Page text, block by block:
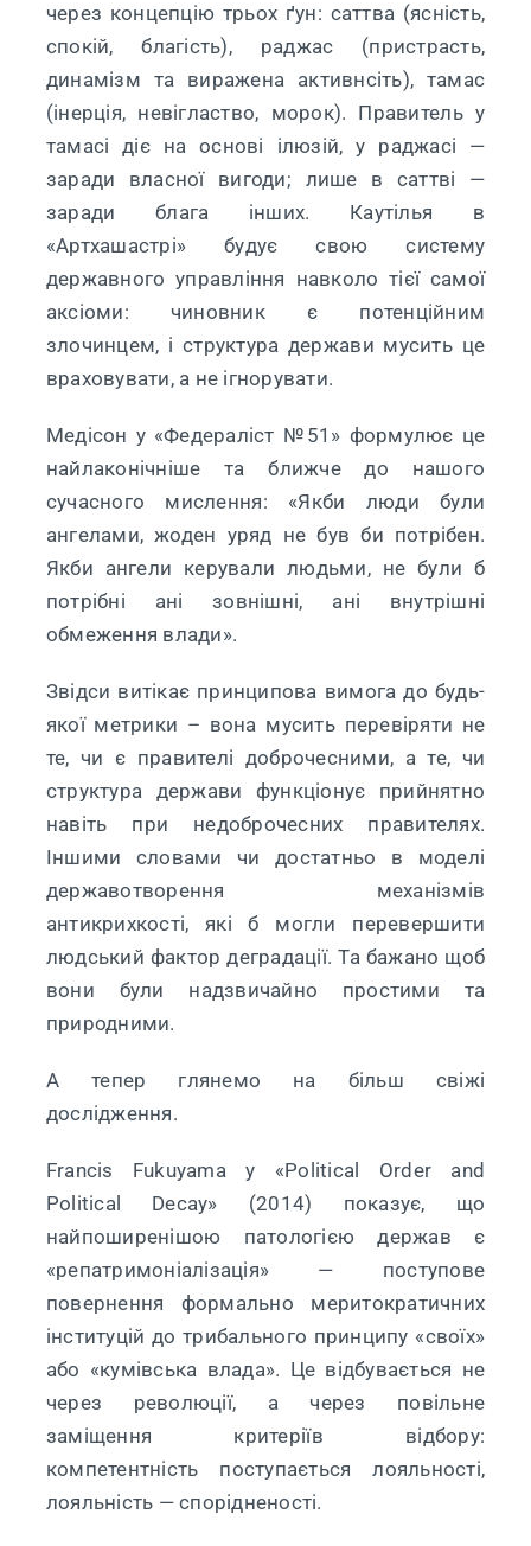
через концепцію трьох ґун: саттва (ясність,
спокій, благість), раджас (пристрасть,
динамізм та виражена активнсіть), тамас
(інерція, невігластво, морок). Правитель у
тамасі діє на основі ілюзій, у раджасі —
заради власної вигоди; лише в саттві —
заради блага інших. Каутілья в
«Артхашастрі» будує свою систему
державного управління навколо тієї самої
аксіоми: чиновник є потенційним
злочинцем, і структура держави мусить це
враховувати, а не ігнорувати.
Медісон у «Федераліст №51» формулює це
найлаконічніше та ближче до нашого
сучасного мислення: «Якби люди були
ангелами, жоден уряд не був би потрібен.
Якби ангели керували людьми, не були б
потрібні ані зовнішні, ані внутрішні
обмеження влади».
Звідси витікає принципова вимога до будь-
якої метрики – вона мусить перевіряти не
те, чи є правителі доброчесними, а те, чи
структура держави функціонує прийнятно
навіть при недоброчесних правителях.
Іншими словами чи достатньо в моделі
державотворення механізмів
антикрихкості, які б могли перевершити
людський фактор деградації. Та бажано щоб
вони були надзвичайно простими та
природними.
А тепер глянемо на більш свіжі
дослідження.
Francis Fukuyama у «Political Order and
Political Decay» (2014) показує, що
найпоширенішою патологією держав є
«репатримоніалізація» — поступове
повернення формально меритократичних
інституцій до трибального принципу «своїх»
або «кумівська влада». Це відбувається не
через революції, а через повільне
заміщення критеріїв відбору:
компетентність поступається лояльності,
лояльність — спорідненості.